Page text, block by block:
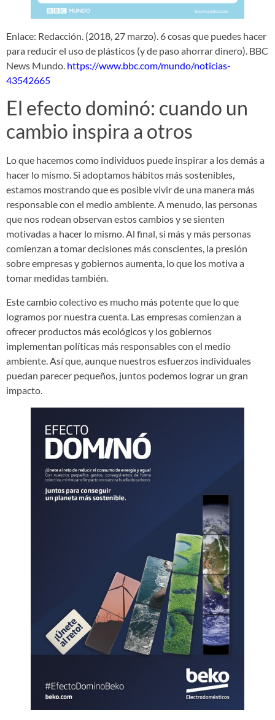
Enlace: Redacción. (2018, 27 marzo). 6 cosas que puedes hacer
para reducir el uso de plásticos (y de paso ahorrar dinero). BBC
News Mundo. https://www.bbc.com/mundo/noticias-
43542665
El efecto dominó: cuando un
cambio inspira a otros
Lo que hacemos como individuos puede inspirar a los demás a
hacer lo mismo. Si adoptamos hábitos más sostenibles,
estamos mostrando que es posible vivir de una manera más
responsable con el medio ambiente. A menudo, las personas
que nos rodean observan estos cambios y se sienten
motivadas a hacer lo mismo. Al final, si más y más personas
comienzan a tomar decisiones más conscientes, la presión
sobre empresas y gobiernos aumenta, lo que los motiva a
tomar medidas también.
Este cambio colectivo es mucho más potente que lo que
logramos por nuestra cuenta. Las empresas comienzan a
ofrecer productos más ecológicos y los gobiernos
implementan políticas más responsables con el medio
ambiente. Así que, aunque nuestros esfuerzos individuales
puedan parecer pequeños, juntos podemos lograr un gran
impacto.